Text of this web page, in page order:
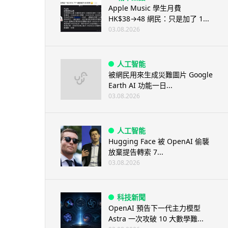
Apple Music 學生月費
HK$38→48 網民：只是加了 1...
03.08.2026
人工智能
被網民用來生成災難圖片 Google
Earth AI 功能一日...
03.08.2026
人工智能
Hugging Face 被 OpenAI 偷襲
放棄提告轉索 7...
03.08.2026
科技新聞
OpenAI 預告下一代主力模型
Astra 一次攻破 10 大數學難...